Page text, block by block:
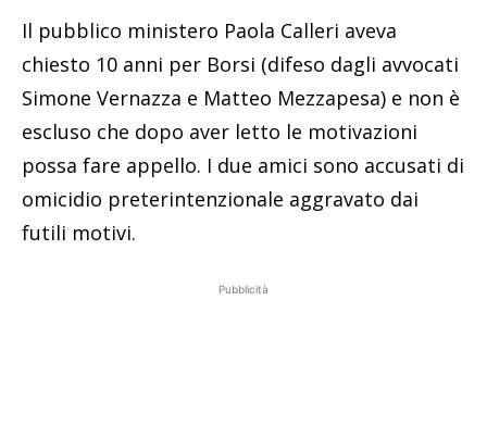
Il pubblico ministero Paola Calleri aveva
chiesto 10 anni per Borsi (difeso dagli avvocati
Simone Vernazza e Matteo Mezzapesa) e non è
escluso che dopo aver letto le motivazioni
possa fare appello. I due amici sono accusati di
omicidio preterintenzionale aggravato dai
futili motivi.
Pubblicità